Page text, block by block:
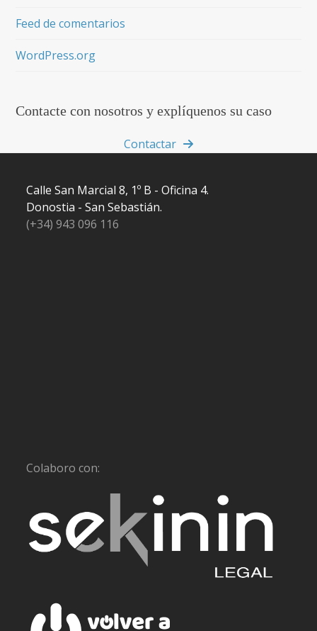
Feed de comentarios
WordPress.org
Contacte con nosotros y explíquenos su caso
Contactar
Calle San Marcial 8, 1º B - Oficina 4.
Donostia - San Sebastián.
(+34) 943 096 116
Colaboro con: